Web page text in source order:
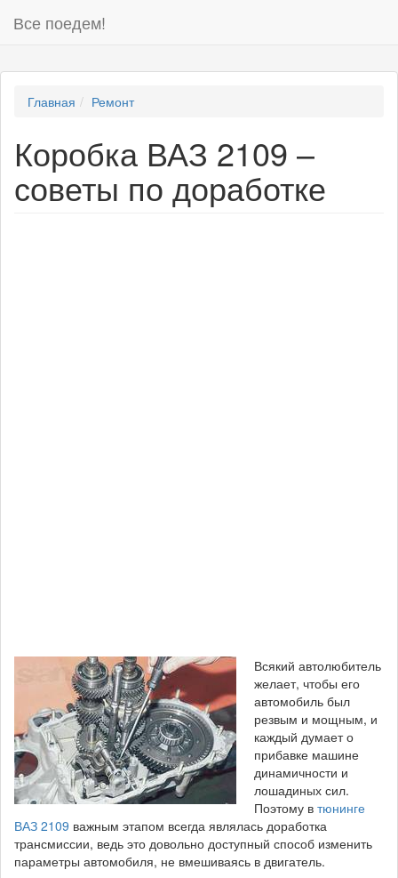
Все поедем!
Главная Ремонт
Коробка ВАЗ 2109 –
советы по доработке
Всякий автолюбитель
желает, чтобы его
автомобиль был
резвым и мощным, и
каждый думает о
прибавке машине
динамичности и
лошадиных сил.
Поэтому в тюнинге
ВАЗ 2109 важным этапом всегда являлась доработка
трансмиссии, ведь это довольно доступный способ изменить
параметры автомобиля, не вмешиваясь в двигатель.